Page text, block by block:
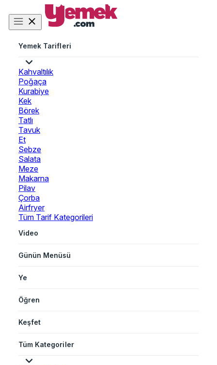
Yemek Tarifleri
Kahvaltılık
Poğaça
Kurabiye
Kek
Börek
Tatlı
Tavuk
Et
Sebze
Salata
Meze
Makarna
Pilav
Çorba
Airfryer
Tüm Tarif Kategorileri
Video
Günün Menüsü
Ye
Öğren
Keşfet
Tüm Kategoriler